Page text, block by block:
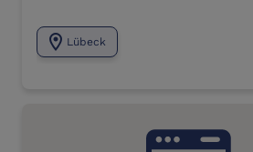
location_on Lübeck